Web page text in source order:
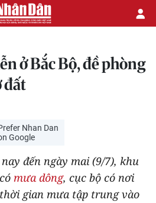
ở Bắc Bộ, đề phòng
đất
Nhan Dan
Google
đến ngày mai (9/7), khu
mưa dông, cục bộ có nơi
gian mưa tập trung vào